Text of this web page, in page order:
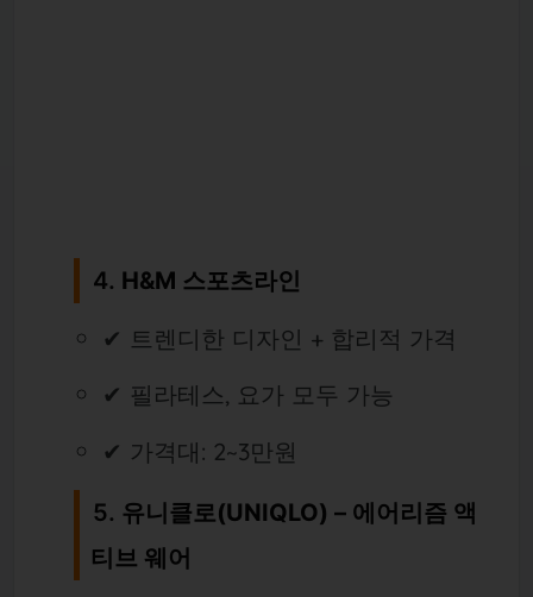
4. H&M 스포츠라인
✔ 트렌디한 디자인 + 합리적 가격
✔ 필라테스, 요가 모두 가능
✔ 가격대: 2~3만원
5. 유니클로(UNIQLO) – 에어리즘 액
티브 웨어